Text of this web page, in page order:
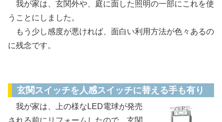
我が家は、玄関外や、庭に面した照明の一部にこれを使
うことにしました。
もう少し感度が悪ければ、面白い利用方法が色々あるの
に残念です。
玄関スイッチを人感スイッチに替える手も有り
我が家は、上の様なLED電球が発売
される前にリフォームしたので、玄関